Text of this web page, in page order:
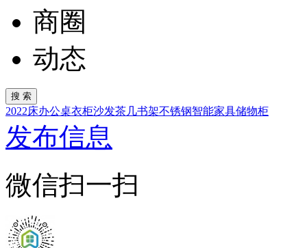
商圈
动态
2022床办公桌衣柜沙发茶几书架不锈钢智能家具储物柜
发布信息
微信扫一扫